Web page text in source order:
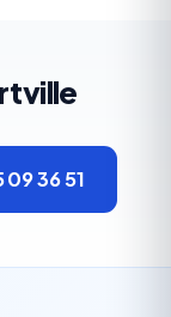
09 36 51